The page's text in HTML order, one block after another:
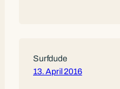
Surfdude
13. April 2016